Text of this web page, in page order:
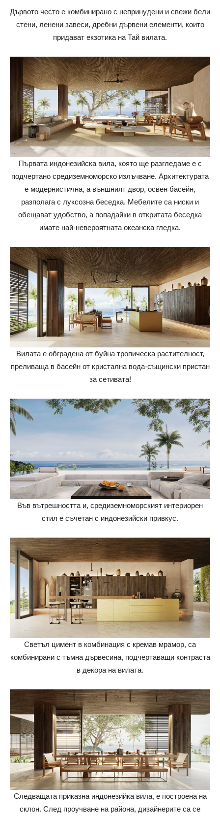
Дървото често е комбинирано с непринудени и свежи бели
стени, ленени завеси, дребни дървени елементи, които
придават екзотика на Тай вилата.
Първата индонезийска вила, която ще разгледаме е с
подчертано средиземноморско излъчване. Архитектурата
е модернистична, а външният двор, освен басейн,
разполага с луксозна беседка. Мебелите са ниски и
обещават удобство, а попадайки в откритата беседка
имате най-невероятната океанска гледка.
Вилата е обградена от буйна тропическа растителност,
преливаща в басейн от кристална вода-същински пристан
за сетивата!
Във вътрешността и, средиземноморският интериорен
стил е съчетан с индонезийски привкус.
Светъл цимент в комбинация с кремав мрамор, са
комбинирани с тъмна дървесина, подчертаващи контраста
в декора на вилата.
Следващата приказна индонезийка вила, е построена на
склон. След проучване на района, дизайнерите са се